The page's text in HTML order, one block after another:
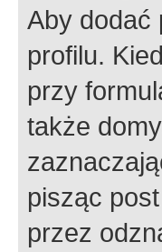
Aby dodać
profilu.
przy
także
pisząc
przez